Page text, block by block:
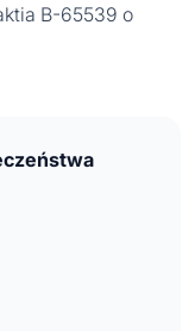
B-65539 o